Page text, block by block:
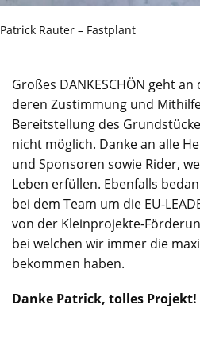
Patrick Rauter – Fastplant
Großes DANKESCHÖN geht an
deren Zustimmung und
Bereitstellung des
nicht möglich. Danke an alle
und Sponsoren sowie Rider,
Leben erfüllen. Ebenfalls
bei dem Team um die EU-
von der Kleinprojekte-
bei welchen wir immer die
bekommen haben.
Danke Patrick, tolles Projekt! ​